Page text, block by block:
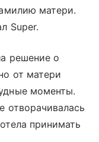
матери.
Super.
решение о
от матери
моменты.
отворачивалась
принимать